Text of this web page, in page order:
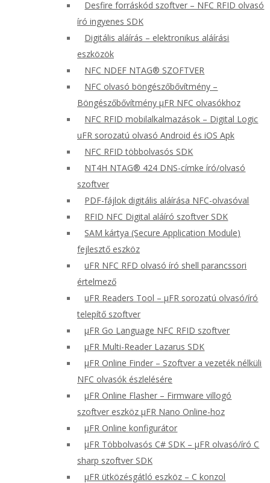
Desfire forráskód szoftver – NFC RFID olvasó
író ingyenes SDK
Digitális aláírás – elektronikus aláírási
eszközök
NFC NDEF NTAG® SZOFTVER
NFC olvasó böngészőbővítmény –
Böngészőbővítmény μFR NFC olvasókhoz
NFC RFID mobilalkalmazások – Digital Logic
uFR sorozatú olvasó Android és iOS Apk
NFC RFID többolvasós SDK
NT4H NTAG® 424 DNS-címke író/olvasó
szoftver
PDF-fájlok digitális aláírása NFC-olvasóval
RFID NFC Digital aláíró szoftver SDK
SAM kártya (Secure Application Module)
fejlesztő eszköz
uFR NFC RFD olvasó író shell parancssori
értelmező
uFR Readers Tool – μFR sorozatú olvasó/író
telepítő szoftver
μFR Go Language NFC RFID szoftver
μFR Multi-Reader Lazarus SDK
μFR Online Finder – Szoftver a vezeték nélküli
NFC olvasók észlelésére
μFR Online Flasher – Firmware villogó
szoftver eszköz μFR Nano Online-hoz
μFR Online konfigurátor
μFR Többolvasós C# SDK – μFR olvasó/író C
sharp szoftver SDK
μFR ütközésgátló eszköz – C konzol